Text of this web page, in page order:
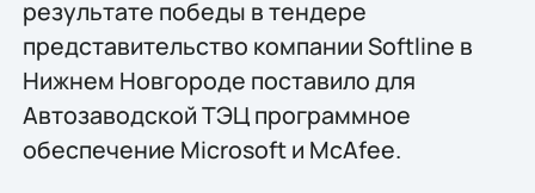
результате победы в тендере
представительство компании Softline в
Нижнем Новгороде поставило для
Автозаводской ТЭЦ программное
обеспечение Microsoft и McAfee.